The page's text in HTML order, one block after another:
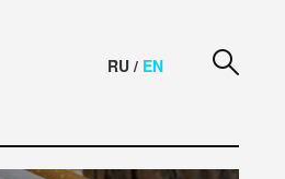
RU / EN